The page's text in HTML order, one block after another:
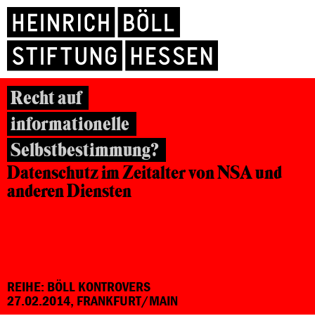
Recht auf
informationelle
Selbstbestimmung?
Datenschutz im Zeitaltervon NSA und
anderen Diensten
REIHE: BÖLL KONTROVERS
27.02.2014, FRANKFURT/MAIN